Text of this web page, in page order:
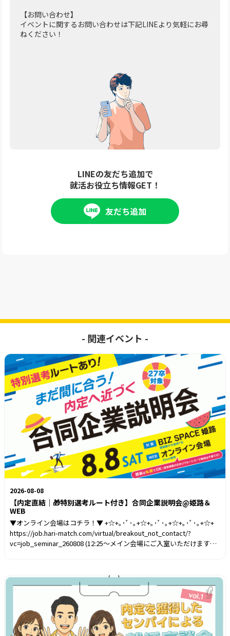
【お問い合わせ】
イベントに関するお問い合わせは下記LINEより気軽にお尋
ねください！
LINEの友だち追加で
就活お役立ち情報GET！
友だち追加
- 関連イベント -
2026-08-08
【内定直結｜🎁特別選考ルート付き】合同企業説明会@姫路＆
WEB
▼オンライン会場はコチラ！▼ +☆+｡･ﾟ･｡+☆+｡･ﾟ･｡+☆+｡･ﾟ･｡+☆+
https://job.hari-match.com/virtual/breakout_not_contact/?
vc=job_seminar_260808 (12:25～メイン会場にご入室いただけます）
準備完了！ ブースアイコンをクリックすると、自動的にZoomアプリ
が起動します。内定式に間に合う！内定へ近づく合同就職説明会✨